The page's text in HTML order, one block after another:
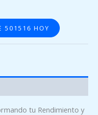
501516 HOY
tu Rendimiento y